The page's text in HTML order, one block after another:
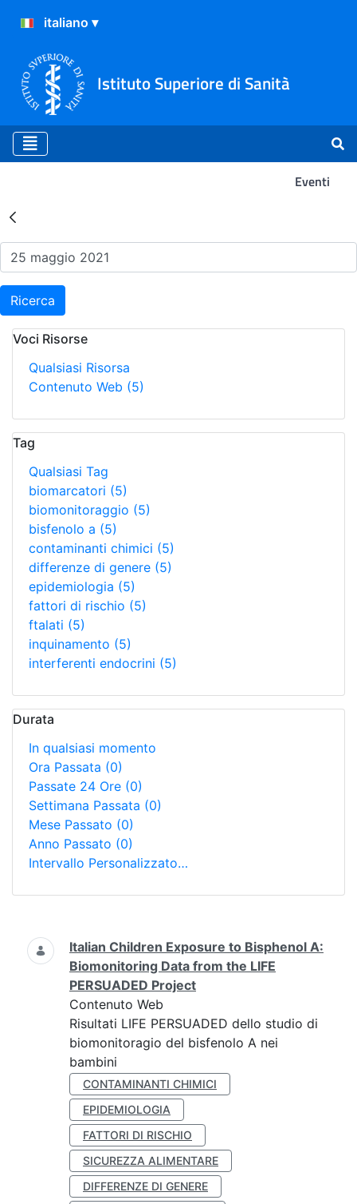
Istituto Superiore di Sanità
Eventi
Risultati della Ricerca -
Ricerca
Voci Risorse
Qualsiasi Risorsa
Contenuto Web (5)
Tag
Qualsiasi Tag
biomarcatori (5)
biomonitoraggio (5)
bisfenolo a (5)
contaminanti chimici (5)
differenze di genere (5)
epidemiologia (5)
fattori di rischio (5)
ftalati (5)
inquinamento (5)
interferenti endocrini (5)
Durata
In qualsiasi momento
Ora Passata (0)
Passate 24 Ore (0)
Settimana Passata (0)
Mese Passato (0)
Anno Passato (0)
Intervallo Personalizzato…
Ricerca
Italian Children Exposure to Bisphenol A:
Biomonitoring Data from the LIFE
PERSUADED Project
Contenuto Web
Risultati LIFE PERSUADED dello studio di
biomonitoragio del bisfenolo A nei
bambini
CONTAMINANTI CHIMICI
EPIDEMIOLOGIA
FATTORI DI RISCHIO
SICUREZZA ALIMENTARE
DIFFERENZE DI GENERE